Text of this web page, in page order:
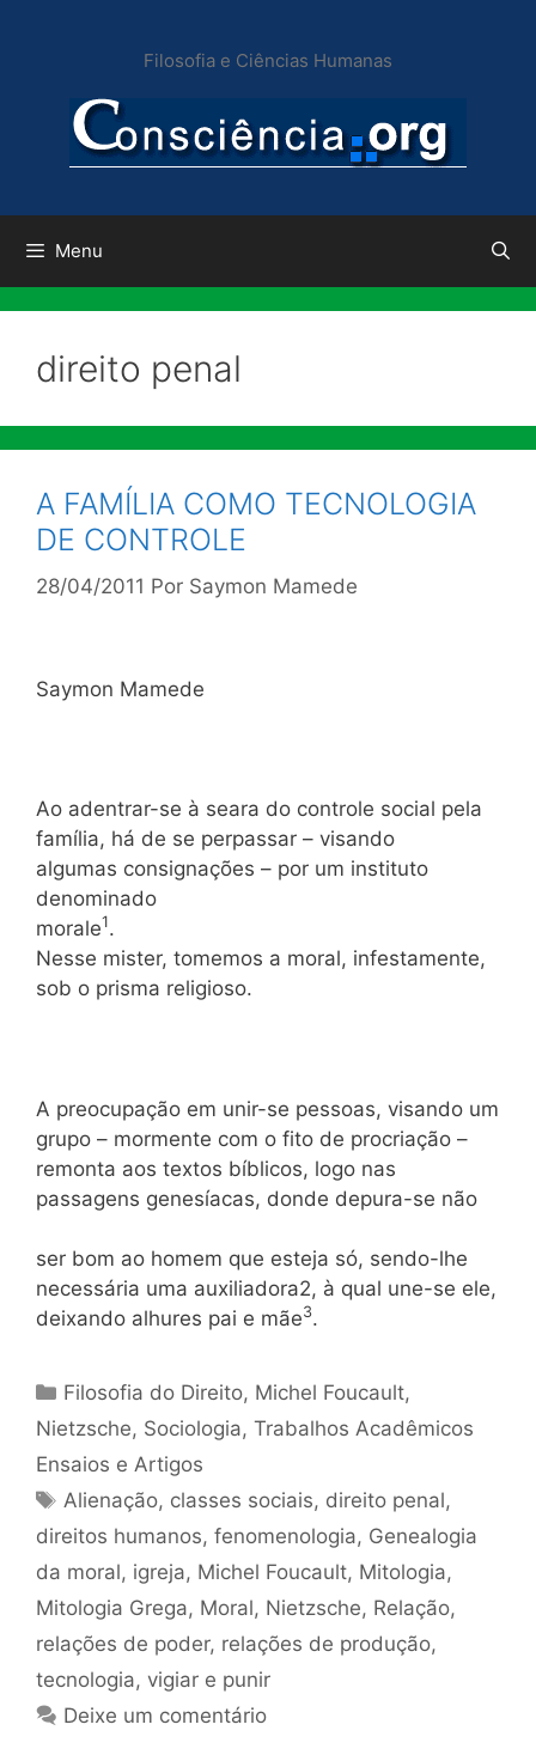
conteúdo
Filosofia e Ciências Humanas
Menu
direito penal
A FAMÍLIA COMO TECNOLOGIA
DE CONTROLE
28/04/2011 Por Saymon Mamede
Saymon Mamede
Ao adentrar-se à seara do controle social pela
família, há de se perpassar – visando
algumas consignações – por um instituto
denominado
morale1.
Nesse mister, tomemos a moral, infestamente,
sob o prisma religioso.
A preocupação em unir-se pessoas, visando um
grupo – mormente com o fito de procriação –
remonta aos textos bíblicos, logo nas
passagens genesíacas, donde depura-se não
ser bom ao homem que esteja só, sendo-lhe
necessária uma auxiliadora2, à qual une-se ele,
deixando alhures pai e mãe3.
Categorias
Filosofia do Direito, Michel Foucault,
Nietzsche, Sociologia, Trabalhos Acadêmicos
Ensaios e Artigos
Tags
Alienação, classes sociais, direito penal,
direitos humanos, fenomenologia, Genealogia
da moral, igreja, Michel Foucault, Mitologia,
Mitologia Grega, Moral, Nietzsche, Relação,
relações de poder, relações de produção,
tecnologia, vigiar e punir
Deixe um comentário